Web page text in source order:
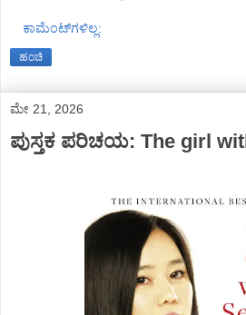
ಕಾಮೆಂಟ್‌ಗಳಿಲ್ಲ:
ಹಂಚಿ
ಮೇ 21, 2026
ಪುಸ್ತಕ ಪರಿಚಯ: The girl